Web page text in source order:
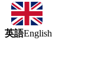
英語English